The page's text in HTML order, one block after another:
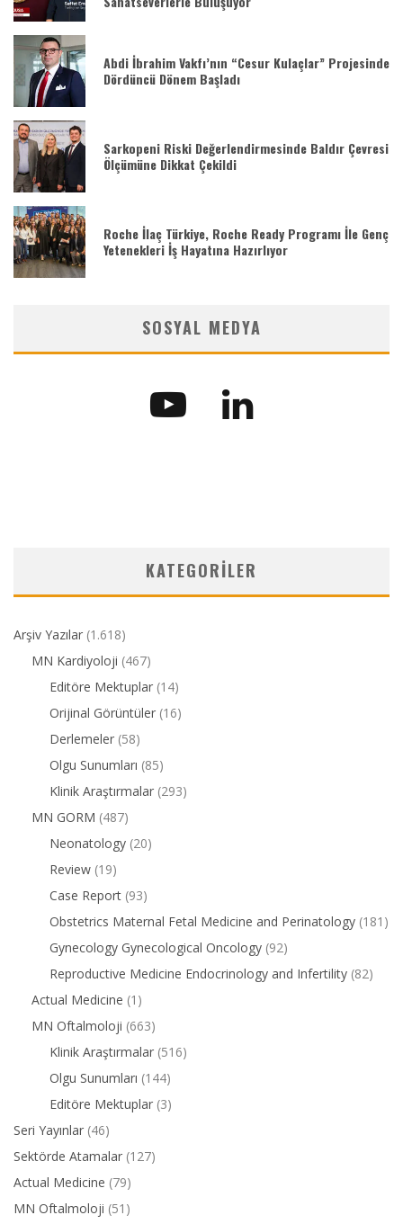
Abdi İbrahim Vakfı’nın “Cesur Kulaçlar” Projesinde
Dördüncü Dönem Başladı
Sarkopeni Riski Değerlendirmesinde Baldır Çevresi
Ölçümüne Dikkat Çekildi
Roche İlaç Türkiye, Roche Ready Programı İle Genç
Yetenekleri İş Hayatına Hazırlıyor
SOSYAL MEDYA
KATEGORILER
Arşiv Yazılar (1.618)
MN Kardiyoloji (467)
Editöre Mektuplar (14)
Orijinal Görüntüler (16)
Derlemeler (58)
Olgu Sunumları (85)
Klinik Araştırmalar (293)
MN GORM (487)
Neonatology (20)
Review (19)
Case Report (93)
Obstetrics Maternal Fetal Medicine and Perinatology (181)
Gynecology Gynecological Oncology (92)
Reproductive Medicine Endocrinology and Infertility (82)
Actual Medicine (1)
MN Oftalmoloji (663)
Klinik Araştırmalar (516)
Olgu Sunumları (144)
Editöre Mektuplar (3)
Seri Yayınlar (46)
Sektörde Atamalar (127)
Actual Medicine (79)
MN Oftalmoloji (51)